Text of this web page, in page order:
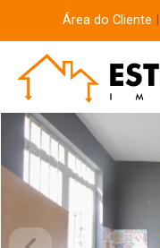
Área do Cliente